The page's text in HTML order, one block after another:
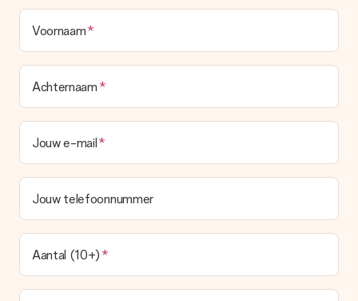
Voornaam
Achternaam
Jouw e-mail
Jouw telefoonnummer
Aantal (10+)